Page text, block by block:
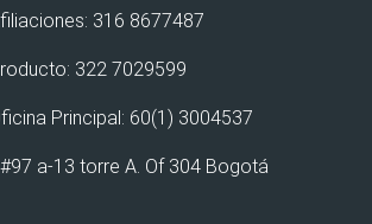
316 8677487
322 7029599
Principal: 60(1) 3004537
a-13 torre A. Of 304 Bogotá